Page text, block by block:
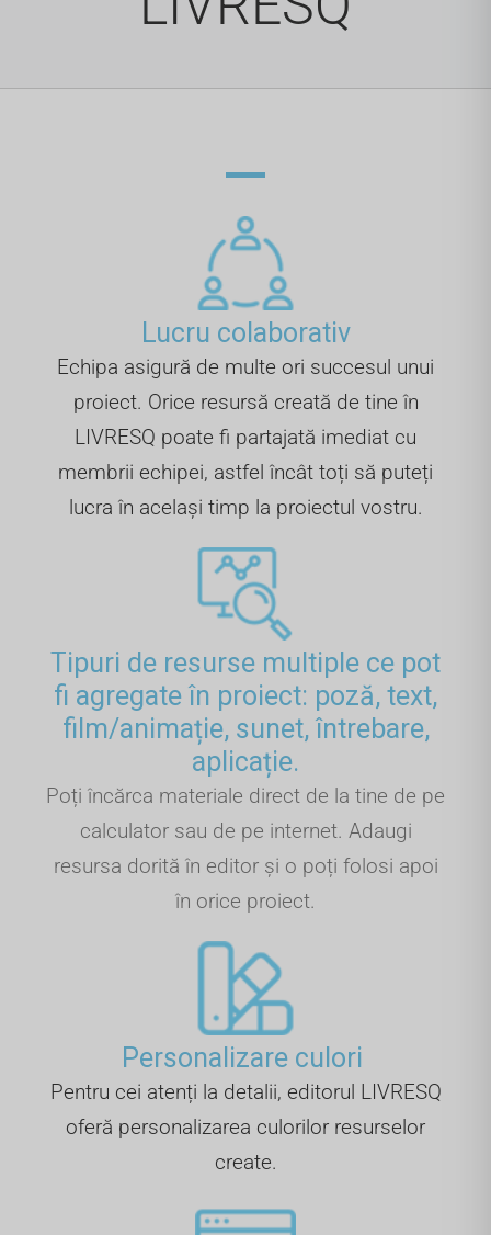
Lucru colaborativ
Echipa asigură de multe ori succesul unui
proiect. Orice resursă creată de tine în
LIVRESQ poate fi partajată imediat cu
membrii echipei, astfel încât toți să puteți
lucra în același timp la proiectul vostru.
Tipuri de resurse multiple ce pot
fi agregate în proiect: poză, text,
film/animație, sunet, întrebare,
aplicație.
Poți încărca materiale direct de la tine de pe
calculator sau de pe internet. Adaugi
resursa dorită în editor și o poți folosi apoi
în orice proiect.
Personalizare culori ​
Pentru cei atenți la detalii, editorul LIVRESQ
oferă personalizarea culorilor resurselor
create.